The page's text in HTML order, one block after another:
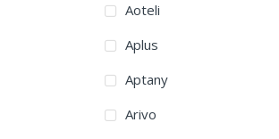
Aoteli
Aplus
Aptany
Arivo